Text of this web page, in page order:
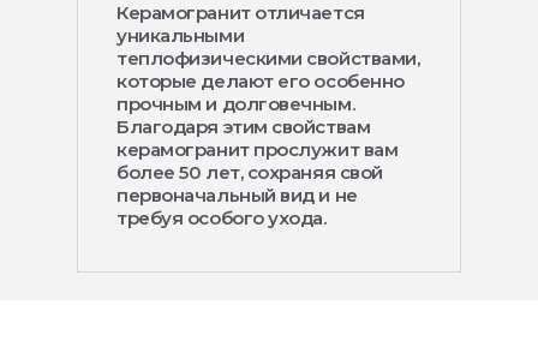
Керамогранит отличается
уникальными
теплофизическими свойствами,
которые делают его особенно
прочным и долговечным.
Благодаря этим свойствам
керамогранит прослужит вам
более 50 лет, сохраняя свой
первоначальный вид и не
требуя особого ухода.